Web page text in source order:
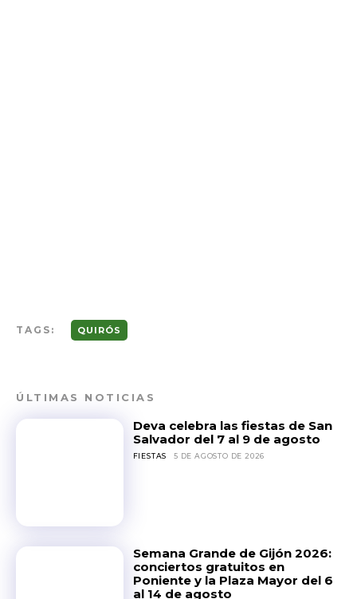
TAGS: QUIRÓS
ÚLTIMAS NOTICIAS
Deva celebra las fiestas de San
Salvador del 7 al 9 de agosto
FIESTAS 5 DE AGOSTO DE 2026
Semana Grande de Gijón 2026:
conciertos gratuitos en
Poniente y la Plaza Mayor del 6
al 14 de agosto